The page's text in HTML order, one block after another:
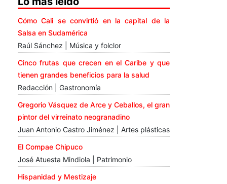
Cómo Cali se convirtió en la capital de la
Salsa en Sudamérica
Raúl Sánchez | Música y folclor
Cinco frutas que crecen en el Caribe y que
tienen grandes beneficios para la salud
Redacción | Gastronomía
Gregorio Vásquez de Arce y Ceballos, el gran
pintor del virreinato neogranadino
Juan Antonio Castro Jiménez | Artes plásticas
El Compae Chipuco
José Atuesta Mindiola | Patrimonio
Hispanidad y Mestizaje